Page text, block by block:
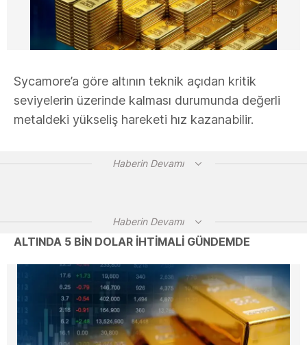
Sycamore’a göre altının teknik açıdan kritik
seviyelerin üzerinde kalması durumunda değerli
metaldeki yükseliş hareketi hız kazanabilir.
Haberin Devamı
Haberin Devamı
ALTINDA 5 BİN DOLAR İHTİMALİ GÜNDEMDE